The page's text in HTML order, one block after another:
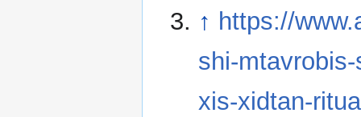
↑ https://
shi-
xis-xidtan-